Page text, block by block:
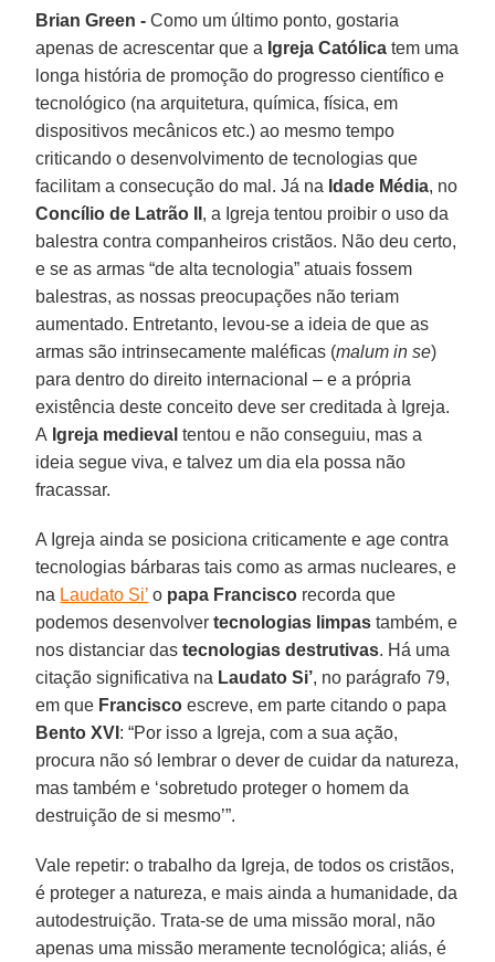
Brian Green - Como um último ponto, gostaria
apenas de acrescentar que a Igreja Católica tem uma
longa história de promoção do progresso científico e
tecnológico (na arquitetura, química, física, em
dispositivos mecânicos etc.) ao mesmo tempo
criticando o desenvolvimento de tecnologias que
facilitam a consecução do mal. Já na Idade Média, no
Concílio de Latrão II , a Igreja tentou proibir o uso da
balestra contra companheiros cristãos. Não deu certo,
e se as armas “de alta tecnologia” atuais fossem
balestras, as nossas preocupações não teriam
aumentado. Entretanto, levou-se a ideia de que as
armas são intrinsecamente maléficas (malum in se)
para dentro do direito internacional – e a própria
existência deste conceito deve ser creditada à Igreja.
A Igreja medieval tentou e não conseguiu, mas a
ideia segue viva, e talvez um dia ela possa não
fracassar.
A Igreja ainda se posiciona criticamente e age contra
tecnologias bárbaras tais como as armas nucleares, e
na Laudato Si’ o papa Francisco recorda que
podemos desenvolvertecnologias limpas também, e
nos distanciar dastecnologias destrutivas. Há uma
citação significativa na Laudato Si’, no parágrafo 79,
em que Francisco escreve, em parte citando o papa
Bento XVI : “Por isso a Igreja, com a sua ação,
procura não só lembrar o dever de cuidar da natureza,
mas também e ‘sobretudo proteger o homem da
destruição de si mesmo’”.
Vale repetir: o trabalho da Igreja, de todos os cristãos,
é proteger a natureza, e mais ainda a humanidade, da
autodestruição. Trata-se de uma missão moral, não
apenas uma missão meramente tecnológica; aliás, é